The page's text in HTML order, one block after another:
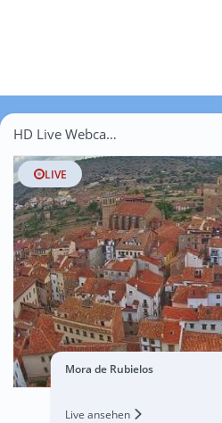
HD Live Webcams Cabra de Mora
LIVE
Mora de Rubielos
Live ansehen